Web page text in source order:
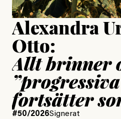
Alexandra
Otto:
Allt brinner
fortsätter
#50/2026Signerat